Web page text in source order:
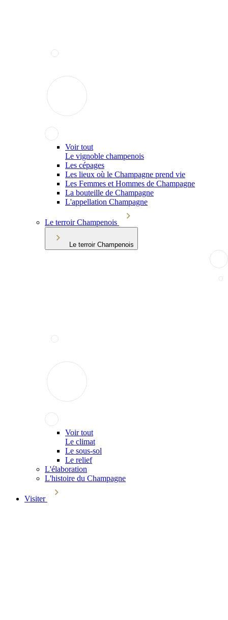
Voir tout
Le vignoble champenois
Les cépages
Les lieux où le Champagne prend vie
Les Femmes et Hommes de Champagne
La bouteille de Champagne
L'appellation Champagne
Le terroir Champenois
Le terroir Champenois
Voir tout
Le climat
Le sous-sol
Le relief
L'élaboration
L'histoire du Champagne
Visiter